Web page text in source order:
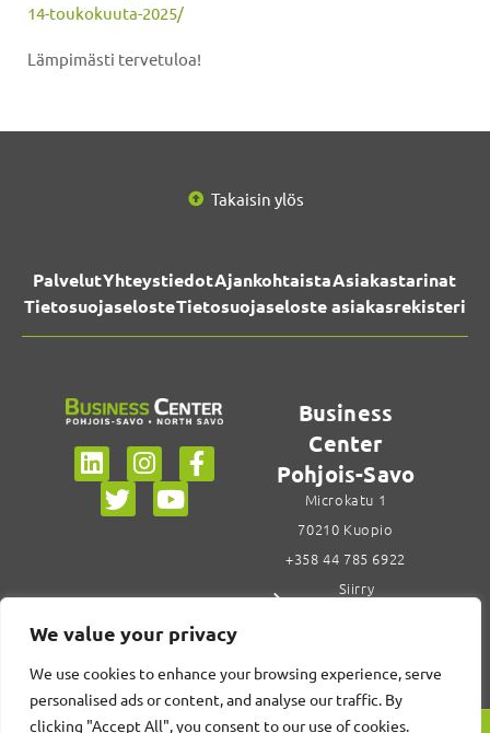
We value your privacy
We use cookies to enhance your browsing experience, serve
personalised ads or content, and analyse our traffic. By
clicking "Accept All", you consent to our use of cookies.
14-toukokuuta-2025/
Lämpimästi tervetuloa!
Takaisin ylös
PalvelutYhteystiedotAjankohtaistaAsiakastarinat
TietosuojaselosteTietosuojaseloste asiakasrekisteri
Business
Center
Pohjois-Savo
Microkatu 1
70210 Kuopio
+358 44 785 6922
Siirry